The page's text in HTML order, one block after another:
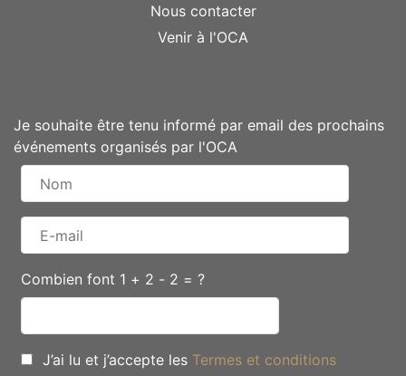
Nous contacter
Venir à l'OCA
Je souhaite être tenu informé par email des prochains
événements organisés par l'OCA
Combien font 1 + 2 - 2 = ?
J’ai lu et j’accepte les Termes et conditions